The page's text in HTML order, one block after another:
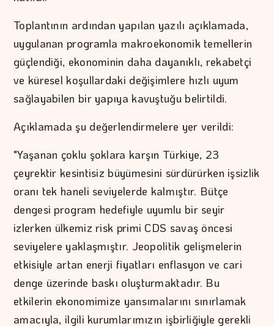
Toplantının ardından yapılan yazılı açıklamada,
uygulanan programla makroekonomik temellerin
güçlendiği, ekonominin daha dayanıklı, rekabetçi
ve küresel koşullardaki değişimlere hızlı uyum
sağlayabilen bir yapıya kavuştuğu belirtildi.
Açıklamada şu değerlendirmelere yer verildi:
"Yaşanan çoklu şoklara karşın Türkiye, 23
çeyrektir kesintisiz büyümesini sürdürürken işsizlik
oranı tek haneli seviyelerde kalmıştır. Bütçe
dengesi program hedefiyle uyumlu bir seyir
izlerken ülkemiz risk primi CDS savaş öncesi
seviyelere yaklaşmıştır. Jeopolitik gelişmelerin
etkisiyle artan enerji fiyatları enflasyon ve cari
denge üzerinde baskı oluşturmaktadır. Bu
etkilerin ekonomimize yansımalarını sınırlamak
amacıyla, ilgili kurumlarımızın işbirliğiyle gerekli